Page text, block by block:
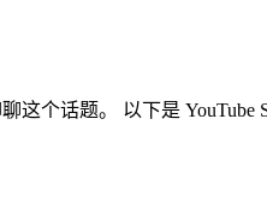
这个话题。 以下是 YouTube